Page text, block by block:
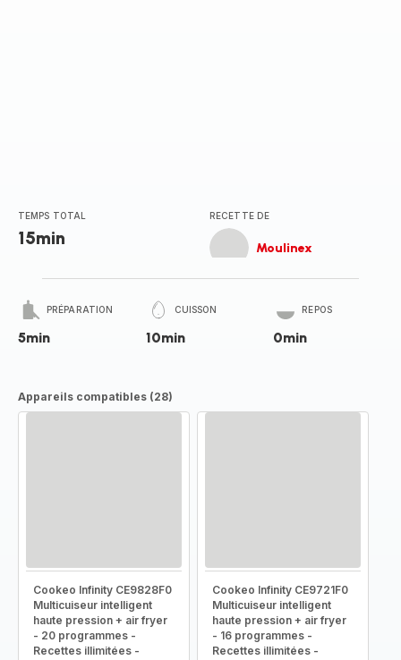
TEMPS TOTAL
15min
RECETTE DE
Moulinex
PRÉPARATION
5min
CUISSON
10min
REPOS
0min
Appareils compatibles (28)
Cookeo Infinity CE9828F0
Multicuiseur intelligent
haute pression + air fryer
- 20 programmes -
Recettes illimitées -
Cookeo Infinity CE9721F0
Multicuiseur intelligent
haute pression + air fryer
- 16 programmes -
Recettes illimitées -